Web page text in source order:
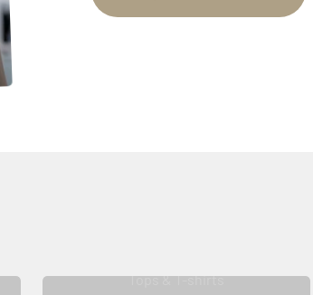
Tops & T-shirts